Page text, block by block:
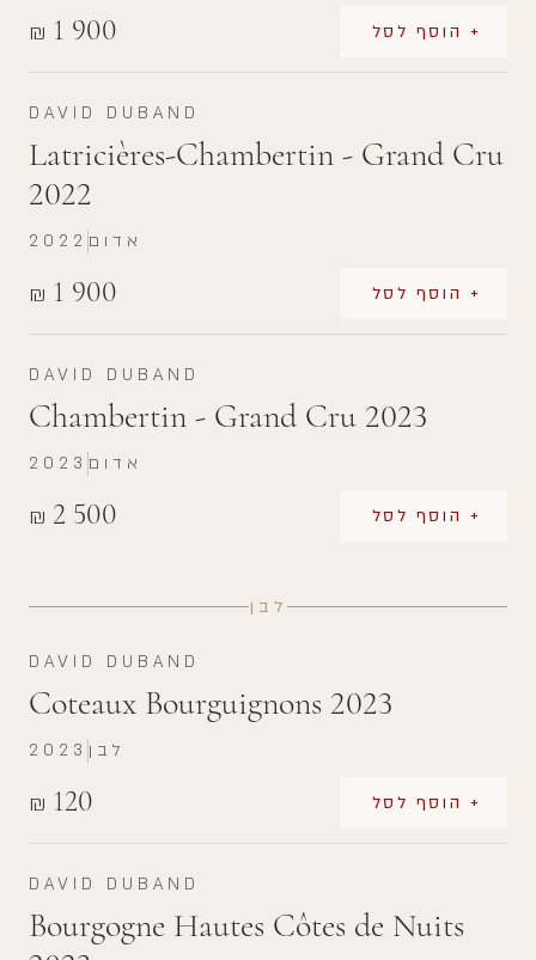
₪ 1 900 + הוסף לסל
DAVID DUBAND
Latricières-Chambertin - Grand Cru
2022
₪ 1 900 + הוסף לסל
2022 אדום
DAVID DUBAND
Chambertin - Grand Cru 2023
₪ 2 500 + הוסף לסל
2023 אדום
לבן
DAVID DUBAND
Coteaux Bourguignons 2023
₪ 120 + הוסף לסל
2023 לבן
DAVID DUBAND
Bourgogne Hautes Côtes de Nuits